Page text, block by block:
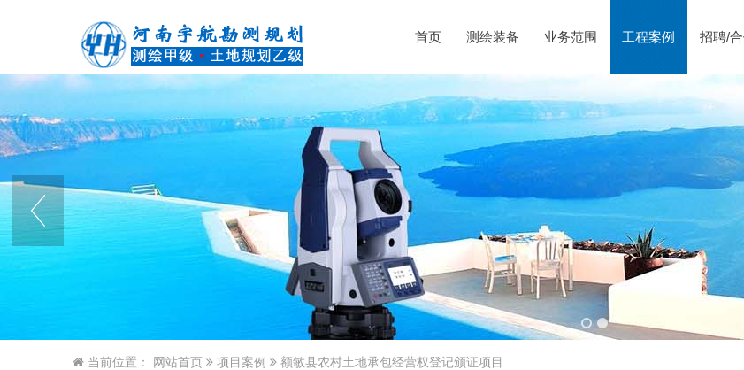
首页 测绘装备 业务范围 工程案例 招聘/
当前位置： 网站首页 项目案例 额敏县农村土地承包经营权登记颁证项目